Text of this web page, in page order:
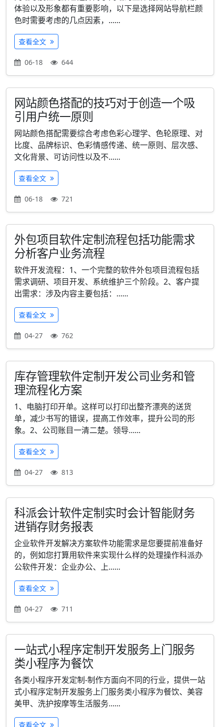
体验以及形象都有重要影响，以下是选择网站导航栏颜
色时需要考虑的几点因素，......
查看全文
06-18 644
网站颜色搭配的技巧对于创造一个吸
引用户统一原则
网站颜色搭配需要综合考虑色彩心理学、色轮原理、对
比度、品牌标识、色彩情感传递、统一原则、层次感、
文化背景、可访问性以及不......
查看全文
06-18 721
外包项目软件定制流程包括功能需求
分析客户业务流程
软件开发流程：1、一个完整的软件外包项目流程包括
需求调研、项目开发、系统维护三个阶段。2、客户提
出需求：涉及内容主要包括：......
查看全文
04-27 762
库存管理软件定制开发公司业务和管
理流程化方案
1、电脑打印开单。这样可以打印出整齐漂亮的送货
单，减少书写的错误，提高工作效率，提升公司的形
象。2、公司账目一清二楚。领导......
查看全文
04-27 813
科派会计软件定制实时会计智能财务
进销存财务报表
企业软件开发解决方案软件功能需求是您要提前准备好
的，例如您打算用软件来实现什么样的处理操作科派办
公软件开发：企业办公、上......
查看全文
04-27 711
一站式小程序定制开发服务上门服务
类小程序为餐饮
各类小程序开发定制-制作方面向不同的行业，提供一站
式小程序定制开发服务上门服务类小程序为餐饮、美容
美甲、洗护按摩等生活服务......
查看全文